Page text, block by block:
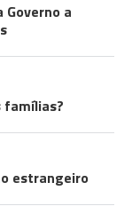
a
famílias?
estrangeiro